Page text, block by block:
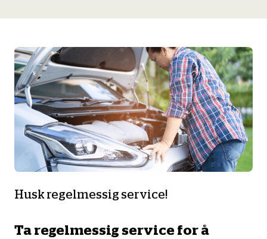
Husk regelmessig service!
Ta regelmessig service for å